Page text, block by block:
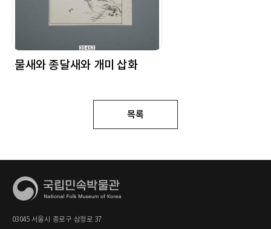
물새와 종달새와 개미 삽화
목록
03045 서울시 종로구 삼청로 37